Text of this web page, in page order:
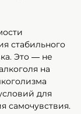
стабильного
Это — не
на
для
самочувствия.